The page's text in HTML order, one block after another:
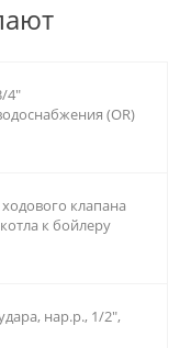
4"
(OR)
клапана
к бойлеру
нар.р., 1/2",